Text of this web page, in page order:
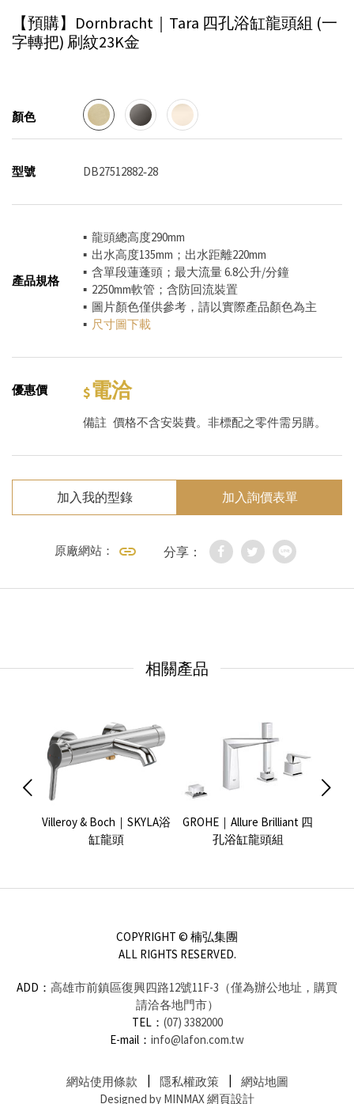
【預購】Dornbracht｜Tara 四孔浴缸龍頭組 (一
字轉把) 刷紋23K金
顏色
型號 DB27512882‐28
產品規格
▪ 龍頭總高度290mm
▪ 出水高度135mm；出水距離220mm
▪ 含單段蓮蓬頭；最大流量 6.8公升/分鐘
▪ 2250mm軟管；含防回流裝置
▪ 圖片顏色僅供參考，請以實際產品顏色為主
▪ 尺寸圖下載
優惠價 電洽
備註 價格不含安裝費。非標配之零件需另購。
加入我的型錄 加入詢價表單
原廠網站： 分享：
相關產品
Villeroy & Boch｜SKYLA浴
缸龍頭
GROHE｜Allure Brilliant 四
孔浴缸龍頭組
COPYRIGHT © 楠弘集團
ALL RIGHTS RESERVED.
ADD： 高雄市前鎮區復興四路12號11F-3（僅為辦公地址，購買
請洽各地門市）
TEL： (07) 3382000
E-mail： info@lafon.com.tw
網站使用條款 隱私權政策
網站地圖
Designed by MINMAX 網頁設計